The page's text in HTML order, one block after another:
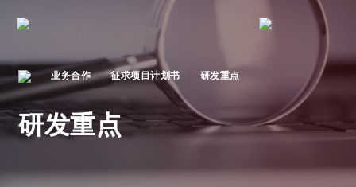
业务合作 征求项目计划书 研发重点​
研发重点​